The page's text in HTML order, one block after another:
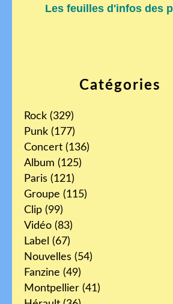
Catégories
Rock (329)
Punk (177)
Concert (136)
Album (125)
Paris (121)
Groupe (115)
Clip (99)
Vidéo (83)
Label (67)
Nouvelles (54)
Fanzine (49)
Montpellier (41)
Les feuilles d'infos des